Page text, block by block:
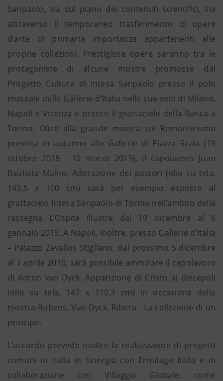
Sanpaolo, sia sul piano dei contenuti scientifici, sia
attraverso il temporaneo trasferimento di opere
d’arte di primaria importanza appartenenti alle
proprie collezioni. Prestigiose opere saranno tra le
protagoniste di alcune mostre promosse dal
Progetto Cultura di Intesa Sanpaolo presso il polo
museale delle Gallerie d’Italia nelle sue sedi di Milano,
Napoli e Vicenza e presso il grattacielo della Banca a
Torino. Oltre alla grande mostra sul Romanticismo
prevista in autunno alle Gallerie di Piazza Scala (19
ottobre 2018 - 10 marzo 2019), il capolavoro Juan
Bautista Maíno, Adorazione dei pastori (olio su tela,
143,5 x 100 cm) sarà per esempio esposto al
grattacielo Intesa Sanpaolo di Torino nell’ambito della
rassegna L’Ospite Illustre dal 19 dicembre al 6
gennaio 2019. A Napoli, inoltre, presso Gallerie d’Italia
– Palazzo Zevallos Stigliano, dal prossimo 5 dicembre
al 7 aprile 2019, sarà possibile ammirare il capolavoro
di Anton van Dyck, Apparizione di Cristo ai discepoli
(olio su tela, 147 x 110,3 cm) in occasione della
mostra Rubens, Van Dyck, Ribera - La collezione di un
principe.
L’accordo prevede inoltre la realizzazione di progetti
comuni in Italia in sinergia con Ermitage Italia e in
collaborazione con Villaggio Globale, come